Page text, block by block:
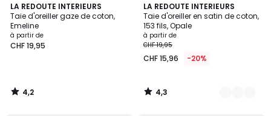
LA REDOUTE INTERIEURS
Taie d'oreiller gaze de coton,
Emeline
à partir de
CHF 19,95
4,2
/ 5
4,2
/
LA REDOUTE INTERIEURS
Taie d'oreiller en satin de coton,
153 fils, Opale
à partir de
CHF 19,95
CHF 15,96 -20%
4,3
/ 5
8
Couleurs
4,3
/